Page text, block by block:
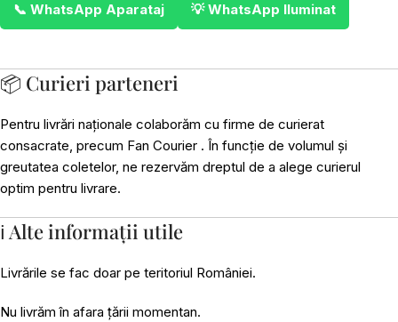
📞 WhatsApp Aparataj 💡 WhatsApp Iluminat
📦 Curieri parteneri
Pentru livrări naționale colaborăm cu firme de curierat
consacrate, precum Fan Courier . În funcție de volumul și
greutatea coletelor, ne rezervăm dreptul de a alege curierul
optim pentru livrare.
ℹ️ Alte informații utile
Livrările se fac doar pe teritoriul României.
Nu livrăm în afara țării momentan.